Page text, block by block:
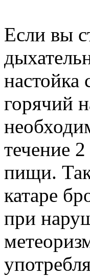
Если вы
настойка
горячий
течение
пищи.
катаре
при